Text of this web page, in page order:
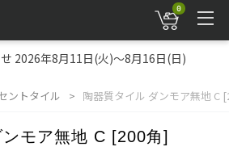
0
2026年8月11日(火)～8月16日(日)
ントタイル 陶器質タイル ダンモア無地 C
モア無地 C [200角]